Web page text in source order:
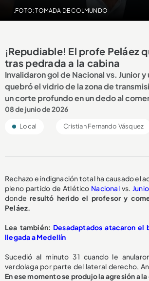
.FOTO: TOMADA DE COLMUNDO
¡Repudiable! El profe Peláez
tras pedrada a la cabina
Invalidaron gol de Nacional vs. Junior
quebró el vidrio de la zona de
un corte profundo en un dedo al
08 de junio de 2026
Local Cristian Fernando Vásquez
Rechazo e indignación total ha causado el
pleno partido de Atlético Nacionalvs.
donderesultó herido el profesor y
Peláez.
Lea también: Desadaptados atacaron el
llegada a Medellín
Sucedió al minuto 31 cuando le
verdolaga por parte del lateral derecho,
En ese momento se produjo la agresión a